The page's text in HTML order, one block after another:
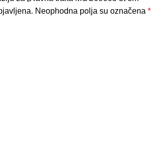
Neophodna polja su označena *